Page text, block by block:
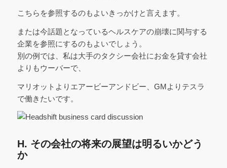
こちらを参照するのもよいきっかけと言えます。
または今話題となっているヘルスケアの崩壊に関与する
企業を参照にするのもよいでしょう。
別の例では、私は大手のタクシー会社にお金を貸す会社
よりもウーバーで、
マリオットよりエアービーアンドビー、GMよりテスラ
で働きたいです。
H. その会社の将来の展望は明るいかどう
か